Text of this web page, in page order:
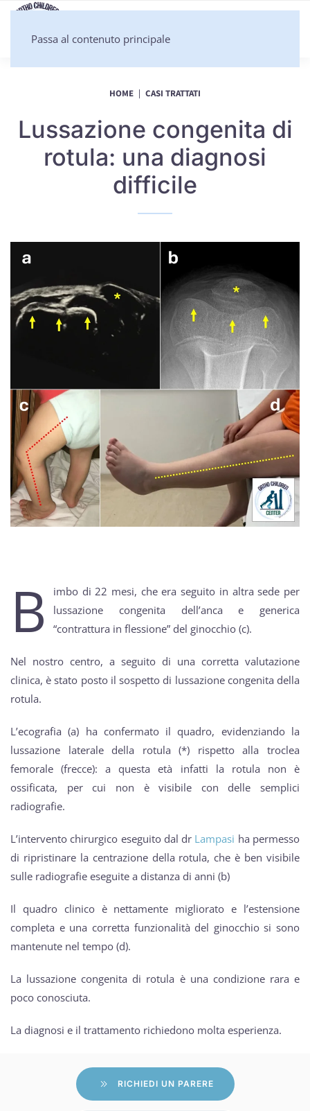
Passa al contenuto principale
HOME CASI TRATTATI
Lussazione congenita di
rotula: una diagnosi
difficile
B
imbo di 22 mesi, che era seguito in altra sede per
lussazione congenita dell’anca e generica
“contrattura in flessione” del ginocchio (c).
Nel nostro centro, a seguito di una corretta valutazione
clinica, è stato posto il sospetto di lussazione congenita della
rotula.
L’ecografia (a) ha confermato il quadro, evidenziando la
lussazione laterale della rotula (*) rispetto alla troclea
femorale (frecce): a questa età infatti la rotula non è
ossificata, per cui non è visibile con delle semplici
radiografie.
L’intervento chirurgico eseguito dal dr Lampasi ha permesso
di ripristinare la centrazione della rotula, che è ben visibile
sulle radiografie eseguite a distanza di anni (b)
Il quadro clinico è nettamente migliorato e l’estensione
completa e una corretta funzionalità del ginocchio si sono
mantenute nel tempo (d).
La lussazione congenita di rotula è una condizione rara e
poco conosciuta.
La diagnosi e il trattamento richiedono molta esperienza.
RICHIEDI UN PARERE